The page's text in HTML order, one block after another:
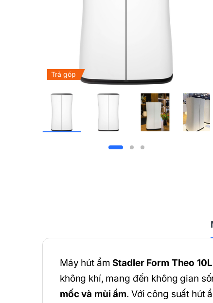
Trả góp
Máy hút ẩmStadler Form Theo 10L
không khí, mang đến không gian
mốc và mùi ẩm. Với công suất hút